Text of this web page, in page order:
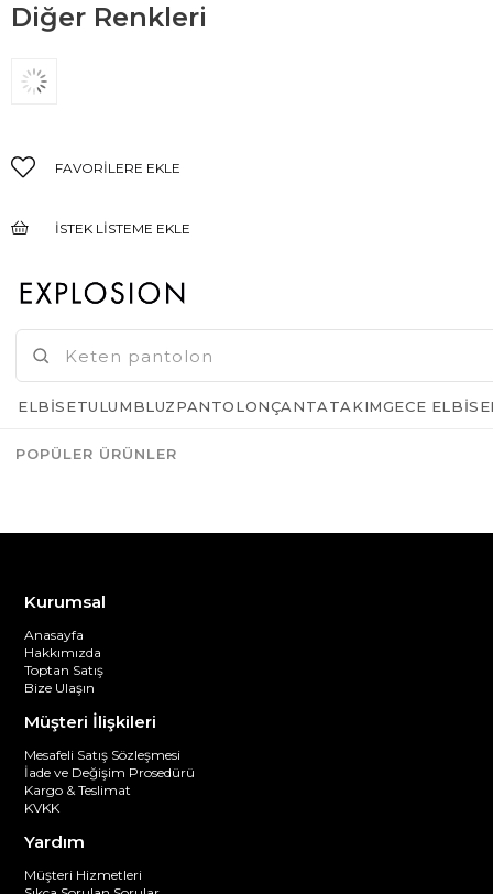
Diğer Renkleri
FAVORILERE EKLE
İSTEK LISTEME EKLE
Kurumsal
Anasayfa
Hakkımızda
Toptan Satış
Bize Ulaşın
Müşteri İlişkileri
Mesafeli Satış Sözleşmesi
İade ve Değişim Prosedürü
Kargo & Teslimat
KVKK
Yardım
Müşteri Hizmetleri
ELBISETULUMBLUZPANTOLONÇANTATAKIMGECE
POPÜLER ÜRÜNLER